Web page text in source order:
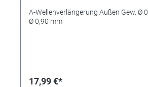
A-Wellenverlängerung Außen Gew. Ø
Ø 0,90 mm
17,99 €*